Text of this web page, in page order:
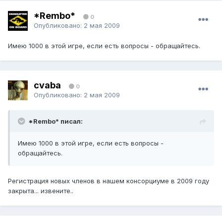
*Rembo* 0
Опубликовано: 2 мая 2009
Имею 1000 в этой игре, если есть вопросы - обращайтесь.
cvaba 0
Опубликовано: 2 мая 2009
*Rembo* писал:
Имею 1000 в этой игре, если есть вопросы -
обращайтесь.
Регистрация новых членов в нашем консорциуме в 2009 году
закрыта... извените..